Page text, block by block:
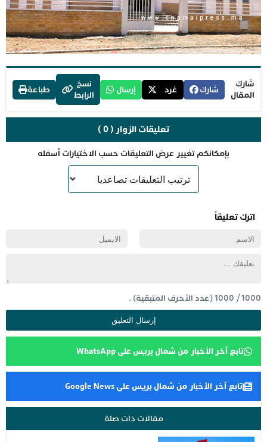
شارك
المقال
شارك غرد إرسال
نسخ
الرابط
طباعة
تعليقات الزوار ( 0 )
بإمكانكم تغيير عرض التعليقات حسب الاختيارات أسفله
اترك تعليقاً
1000
/
1000(عدد الأحرف المتبقية) .
تابع آخر الأخبار من شمال بريس على WhatsApp
تابع آخر الأخبار من شمال بريس على Google News
مقالات ذات صلة